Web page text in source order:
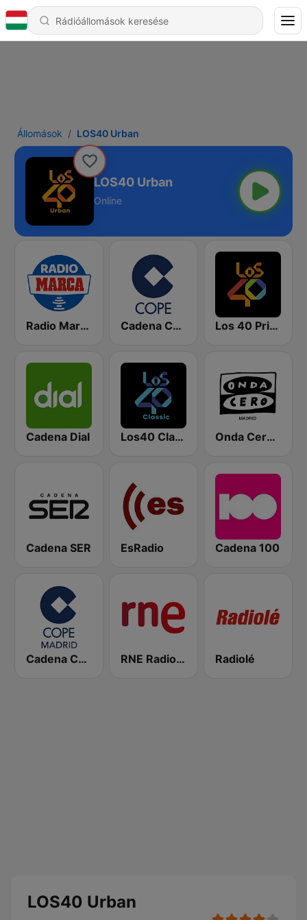
Állomások LOS40 Urban
LOS40 Urban
Online
Radio Marca Nacional Cadena COPE Los 40 Principales
Cadena Dial Los40 Classic Onda Cero Madrid
Cadena SER EsRadio Cadena 100
Cadena COPE Madrid RNE Radio Nacional Radiolé
LOS40 Urban